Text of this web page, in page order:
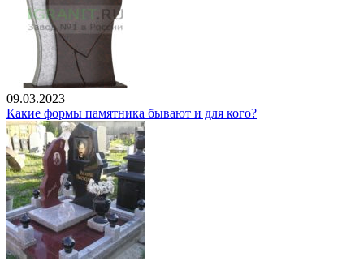
09.03.2023
Какие формы памятника бывают и для кого?